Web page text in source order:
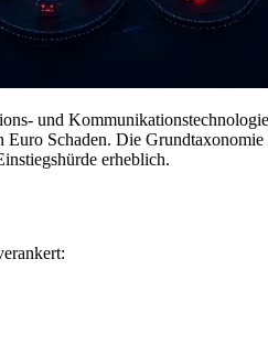
und
Schaden. Die
erheblich.